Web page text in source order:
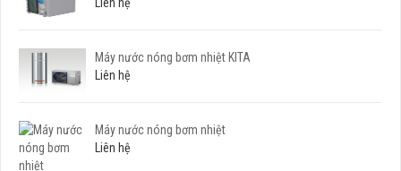
Máy nước nóng bơm nhiệt KITA
Liên hệ
Máy nước nóng bơm nhiệt
Liên hệ